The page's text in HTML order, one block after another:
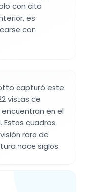
con cita
es
con
capturó este
vistas de
en el
Estos cuadros
rara de
hace siglos.